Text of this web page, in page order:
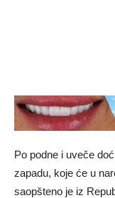
Po podne i uveče
zapadu, koje će u
saopšteno je iz